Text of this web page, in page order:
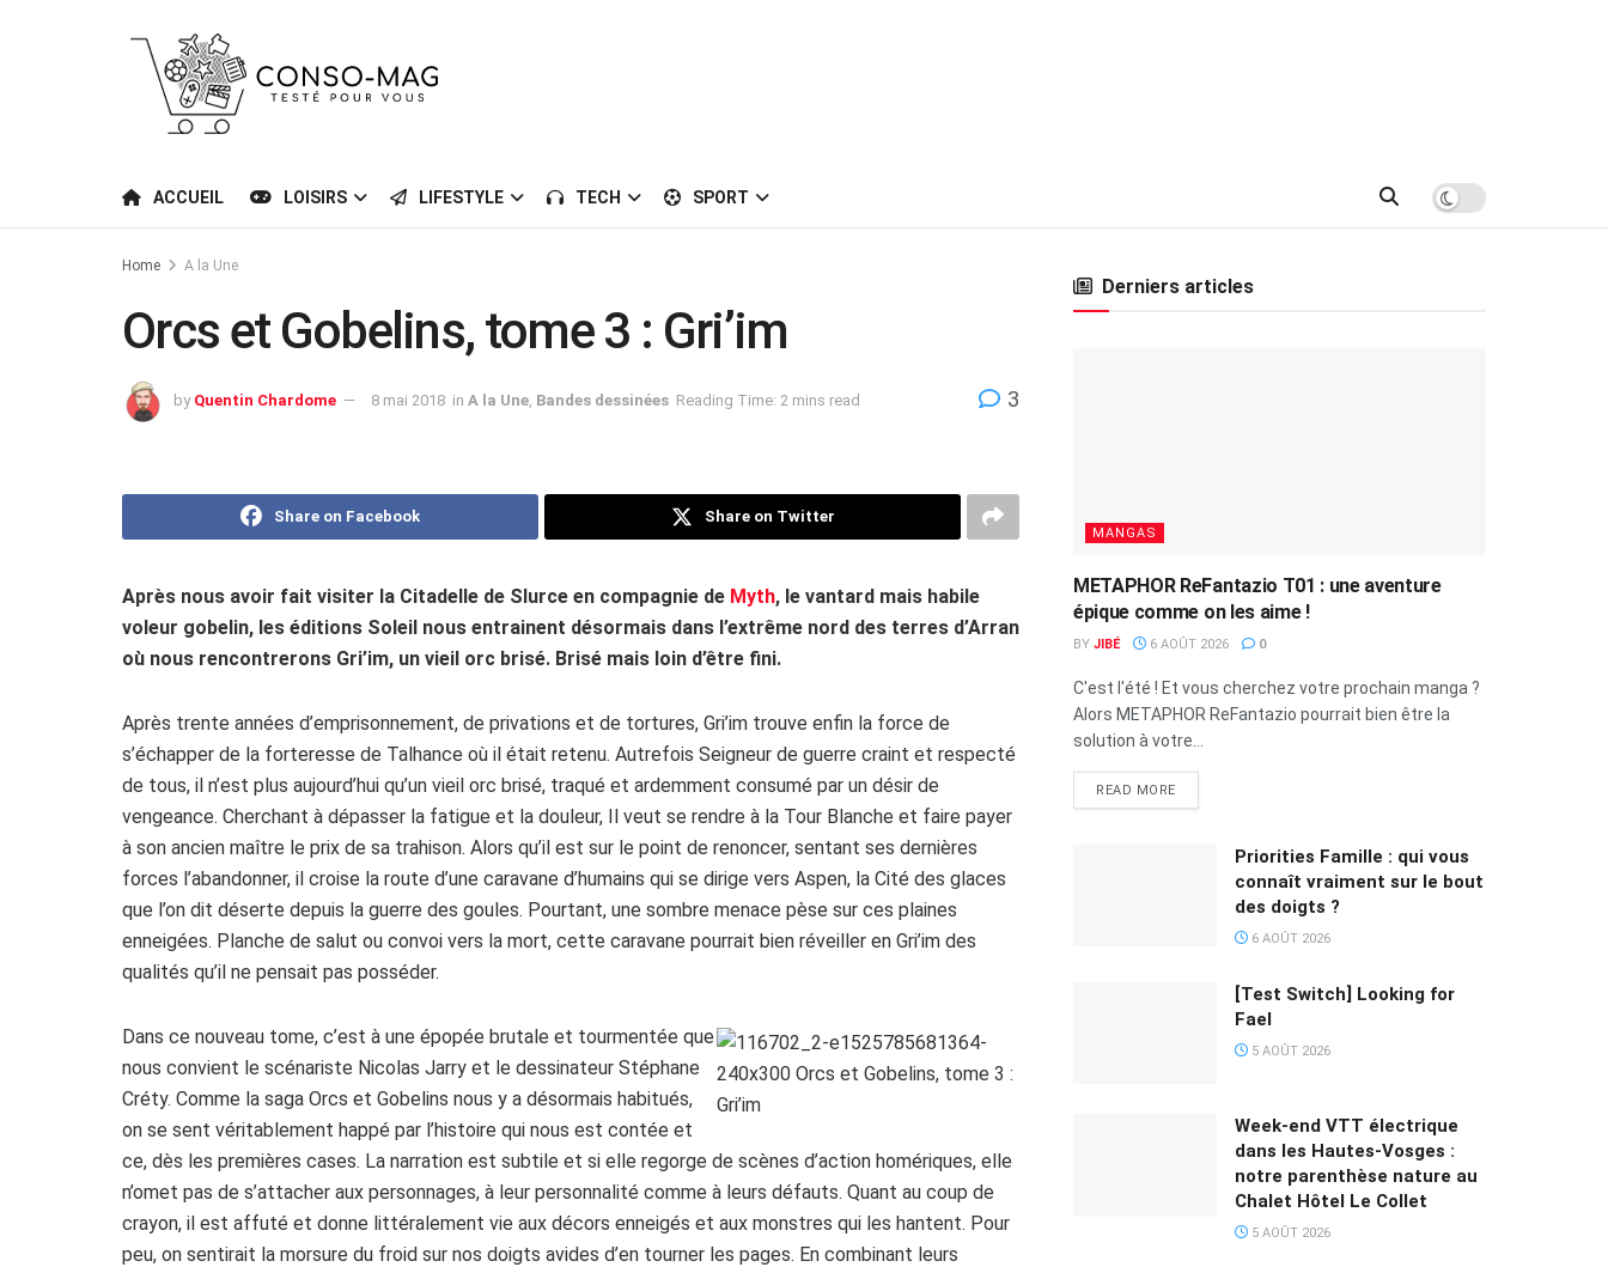
ACCUEIL LOISIRS LIFESTYLE TECH SPORT
Home A la Une
Orcs et Gobelins, tome 3 : Gri’im
by Quentin Chardome 8 mai 2018 in A la Une Bandes dessinées Reading Time: 2 mins read 3
Share on Facebook Share on Twitter
Après nous avoir fait visiter la Citadelle de Slurce en compagnie de Myth, le vantard mais habile
voleur gobelin, les éditions Soleil nous entrainent désormais dans l’extrême nord des terres d’Arran
où nous rencontrerons Gri’im, un vieil orc brisé. Brisé mais loin d’être fini.
Après trente années d’emprisonnement, de privations et de tortures, Gri’im trouve enfin la force de
s’échapper de la forteresse de Talhance où il était retenu. Autrefois Seigneur de guerre craint et respecté
de tous, il n’est plus aujourd’hui qu’un vieil orc brisé, traqué et ardemment consumé par un désir de
vengeance. Cherchant à dépasser la fatigue et la douleur, Il veut se rendre à la Tour Blanche et faire payer
à son ancien maître le prix de sa trahison. Alors qu’il est sur le point de renoncer, sentant ses dernières
forces l’abandonner, il croise la route d’une caravane d’humains qui se dirige vers Aspen, la Cité des glaces
que l’on dit déserte depuis la guerre des goules. Pourtant, une sombre menace pèse sur ces plaines
enneigées. Planche de salut ou convoi vers la mort, cette caravane pourrait bien réveiller en Gri’im des
qualités qu’il ne pensait pas posséder.
Dans ce nouveau tome, c’est à une épopée brutale et tourmentée que
nous convient le scénariste Nicolas Jarry et le dessinateur Stéphane
Créty. Comme la saga Orcs et Gobelins nous y a désormais habitués,
on se sent véritablement happé par l’histoire qui nous est contée et
ce, dès les premières cases. La narration est subtile et si elle regorge de scènes d’action homériques, elle
n’omet pas de s’attacher aux personnages, à leur personnalité comme à leurs défauts. Quant au coup de
crayon, il est affuté et donne littéralement vie aux décors enneigés et aux monstres qui les hantent. Pour
peu, on sentirait la morsure du froid sur nos doigts avides d’en tourner les pages. En combinant leurs
Derniers articles
MANGAS
METAPHOR ReFantazio T01 : une aventure
épique comme on les aime !
BY JIBÉ 6 AOÛT 2026 0
C'est l'été ! Et vous cherchez votre prochain manga ?
Alors METAPHOR ReFantazio pourrait bien être la
solution à votre...
READ MORE
Priorities Famille : qui vous
connaît vraiment sur le bout
des doigts ?
6 AOÛT 2026
[Test Switch] Looking for
Fael
5 AOÛT 2026
Week-end VTT électrique
dans les Hautes-Vosges :
notre parenthèse nature au
Chalet Hôtel Le Collet
5 AOÛT 2026